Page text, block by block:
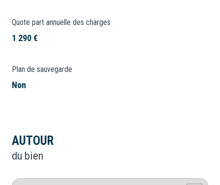
Quote part annuelle des charges
1 290 €
Plan de sauvegarde
Non
AUTOUR
du bien